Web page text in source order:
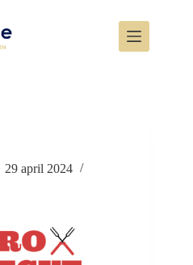
29 april 2024